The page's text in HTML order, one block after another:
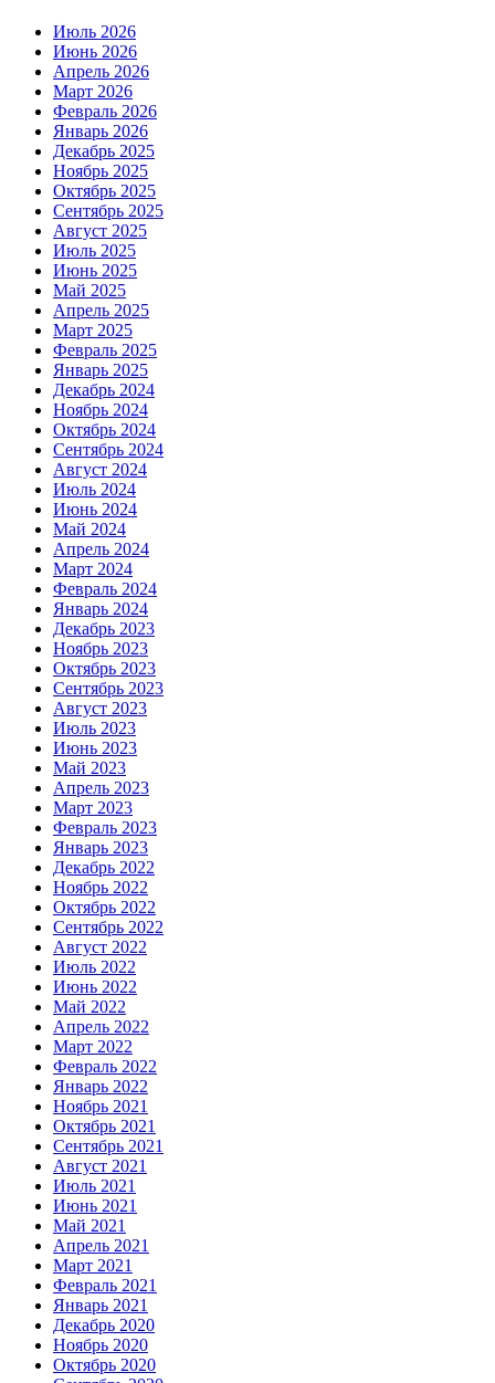
Июль 2026
Июнь 2026
Апрель 2026
Март 2026
Февраль 2026
Январь 2026
Декабрь 2025
Ноябрь 2025
Октябрь 2025
Сентябрь 2025
Август 2025
Июль 2025
Июнь 2025
Май 2025
Апрель 2025
Март 2025
Февраль 2025
Январь 2025
Декабрь 2024
Ноябрь 2024
Октябрь 2024
Сентябрь 2024
Август 2024
Июль 2024
Июнь 2024
Май 2024
Апрель 2024
Март 2024
Февраль 2024
Январь 2024
Декабрь 2023
Ноябрь 2023
Октябрь 2023
Сентябрь 2023
Август 2023
Июль 2023
Июнь 2023
Май 2023
Апрель 2023
Март 2023
Февраль 2023
Январь 2023
Декабрь 2022
Ноябрь 2022
Октябрь 2022
Сентябрь 2022
Август 2022
Июль 2022
Июнь 2022
Май 2022
Апрель 2022
Март 2022
Февраль 2022
Январь 2022
Ноябрь 2021
Октябрь 2021
Сентябрь 2021
Август 2021
Июль 2021
Июнь 2021
Май 2021
Апрель 2021
Март 2021
Февраль 2021
Январь 2021
Декабрь 2020
Ноябрь 2020
Октябрь 2020